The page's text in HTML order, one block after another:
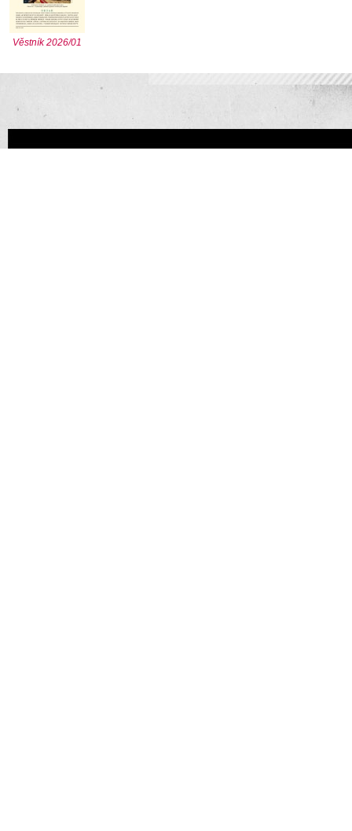
Věstník 2026/01